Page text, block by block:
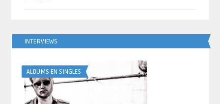
INTERVIEWS
ALBUMS EN SINGLES